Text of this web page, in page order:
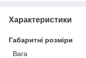
Характеристики
Габаритні розміри
Вага